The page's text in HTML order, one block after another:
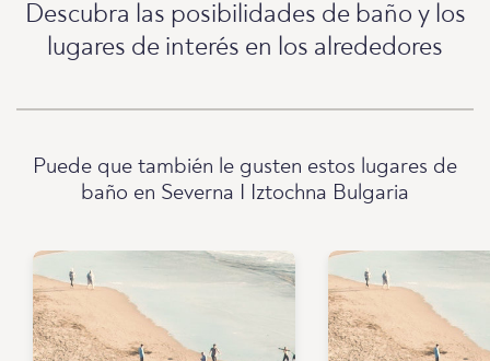
Descubra las posibilidades de baño y los
lugares de interés en los alrededores
Puede que también le gusten estos lugares de
baño en Severna I Iztochna Bulgaria